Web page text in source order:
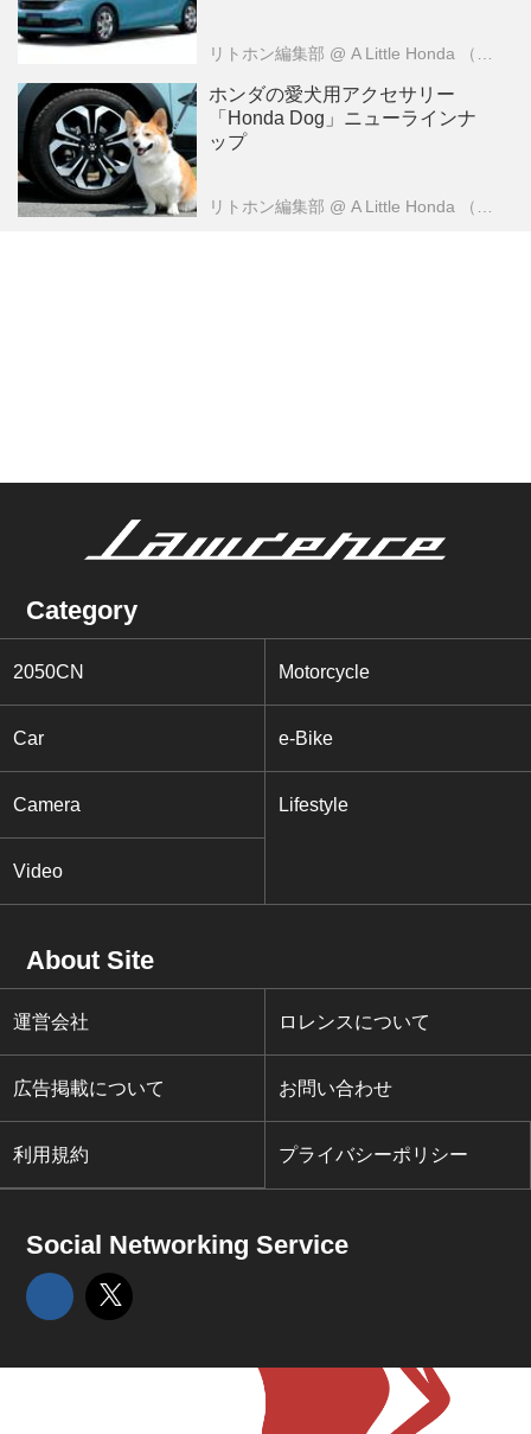
リトホン編集部 @ A Little Honda （ア・リトル・ホンダ）編集部
ホンダの愛犬用アクセサリー
「Honda Dog」ニューラインナ
ップ
リトホン編集部 @ A Little Honda （ア・リトル・ホンダ）編集部
Category
2050CN Motorcycle
Car e-Bike
Camera Lifestyle
Video
About Site
運営会社 ロレンスについて
広告掲載について お問い合わせ
利用規約 プライバシーポリシー
Social Networking Service